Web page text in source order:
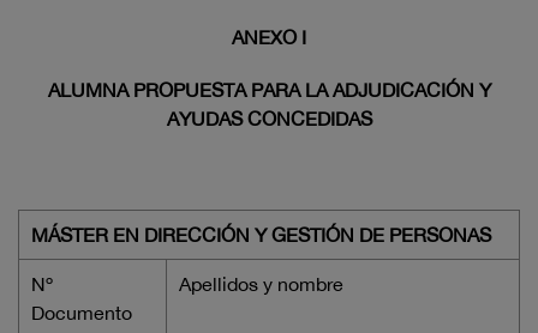
ANEXO I
ALUMNA PROPUESTA PARA LA ADJUDICACIÓN Y
AYUDAS CONCEDIDAS
MÁSTER EN DIRECCIÓN Y GESTIÓN DE PERSONAS
Nº
Documento
Apellidos y nombre